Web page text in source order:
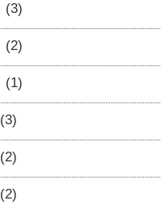
(3)
(2)
(1)
(3)
(2)
(2)